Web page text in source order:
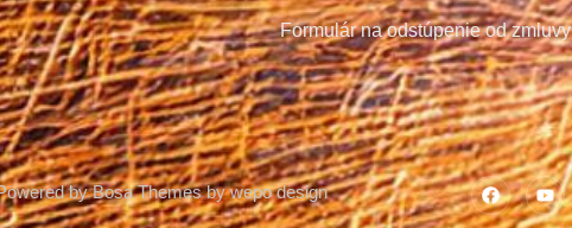
Formulár na odstúpenie od zmluvy
by Bosa Themes by wepo design